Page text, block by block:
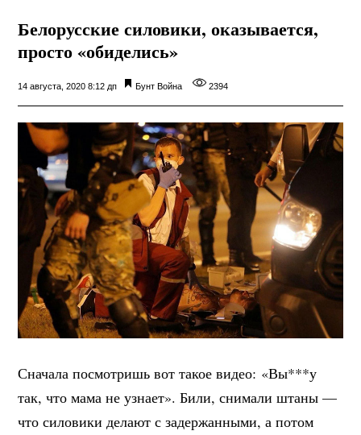
Белорусские силовики, оказывается,
просто «обиделись»
14 августа, 2020 8:12 дп Бунт Война 2394
Сначала посмотришь вот такое видео: «Вы***у
так, что мама не узнает». Били, снимали штаны —
что силовики делают с задержанными, а потом